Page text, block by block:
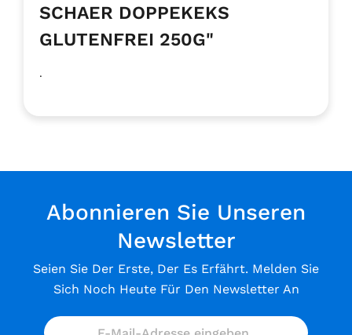
SCHAER DOPPEKEKS
GLUTENFREI 250G"
.
Abonnieren Sie Unseren
Newsletter
Seien Sie Der Erste, Der Es Erfährt. Melden Sie
Sich Noch Heute Für Den Newsletter An